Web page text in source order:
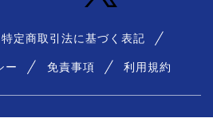
特定商取引法に基づく表記
ー 免責事項 利用規約